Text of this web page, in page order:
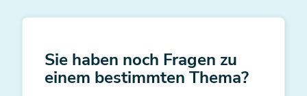
Sie haben noch Fragen zu
einem bestimmten Thema?